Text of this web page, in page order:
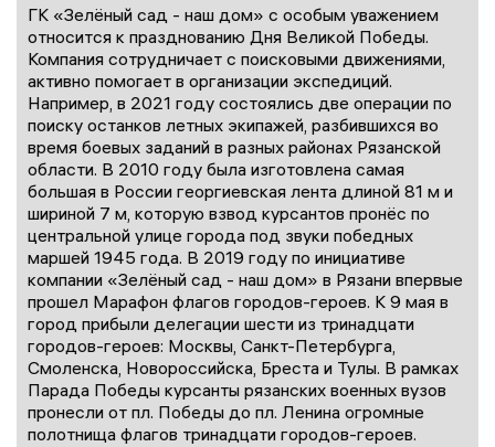
ГК «Зелёный сад - наш дом» с особым уважением
относится к празднованию Дня Великой Победы.
Компания сотрудничает с поисковыми движениями,
активно помогает в организации экспедиций.
Например, в 2021 году состоялись две операции по
поиску останков летных экипажей, разбившихся во
время боевых заданий в разных районах Рязанской
области. В 2010 году была изготовлена самая
большая в России георгиевская лента длиной 81 м и
шириной 7 м, которую взвод курсантов пронёс по
центральной улице города под звуки победных
маршей 1945 года. В 2019 году по инициативе
компании «Зелёный сад - наш дом» в Рязани впервые
прошел Марафон флагов городов-героев. К 9 мая в
город прибыли делегации шести из тринадцати
городов-героев: Москвы, Санкт-Петербурга,
Смоленска, Новороссийска, Бреста и Тулы. В рамках
Парада Победы курсанты рязанских военных вузов
пронесли от пл. Победы до пл. Ленина огромные
полотнища флагов тринадцати городов-героев.